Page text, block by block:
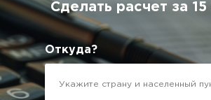
Сделать расчет за 15
Откуда?